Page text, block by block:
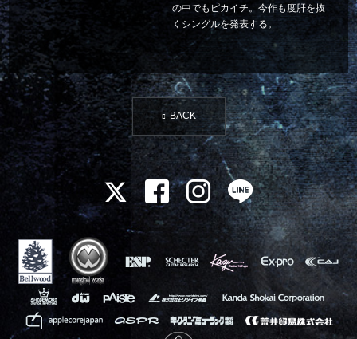
の中でもピカイチ。今作も度肝を抜
くシングルを発表する。
BACK